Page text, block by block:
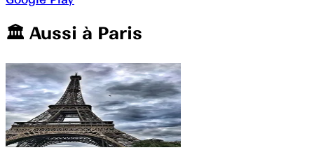
🏛️️ Aussi à Paris